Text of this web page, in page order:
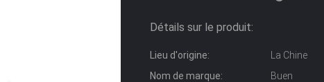
Détails sur le produit:
Lieu d'origine:
La Chine
Nom de marque:
Buen